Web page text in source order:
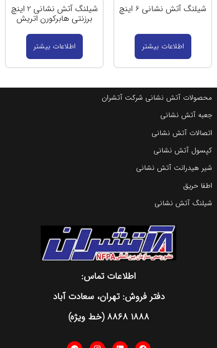
شیلنگ آتش نشانی 2 اینچ
برزنتی هابرکورن اتریش
اطلاعات بیشتر
سعادت آباد